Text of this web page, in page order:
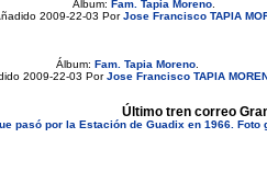
Álbum: Fam. Tapia Moreno
2009-22-03 PorJose Francisco TAPIA
Álbum: Fam. Tapia Moreno
2009-22-03 PorJose Francisco TAPIA
Último tren correo